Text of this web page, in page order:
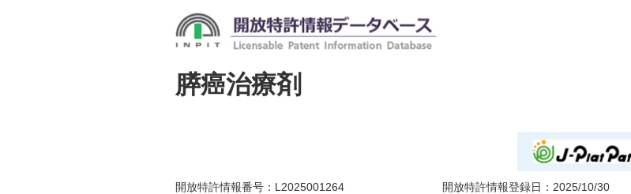
膵癌治療剤
開放特許情報番号： L2025001264 開放特許情報登録日： 2025/10/30